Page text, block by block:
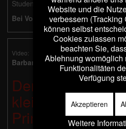
Studenten und Besucher mit
Bei Vorverkauf erfolgt die
Video:
Barbara Kleyboldt liest:
Der
kleine
Prinz
Website und die
verbessern (Tracking
können selbst
Cookies zulassen
beachten Sie,
Ablehnung womöglich
Funktionalitäten
Verfügung
Akzeptieren
Weitere